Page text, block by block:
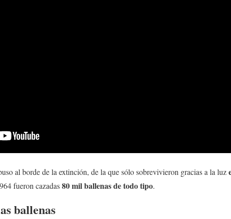
al borde de la extinción, de la que sólo sobrevivieron gracias a la luz
fueron cazadas80 mil ballenas de todo tipo.
ballenas